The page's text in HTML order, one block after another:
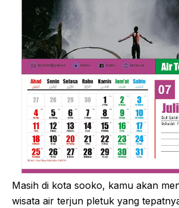
Masih di kota sooko, kamu akan
wisata air terjun pletuk yang